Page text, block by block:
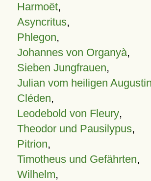
Harmoët,
Asyncritus,
Phlegon,
Johannes von Organyà,
Sieben Jungfrauen,
Julian vom heiligen
Cléden,
Leodebold von Fleury,
Theodor und Pausilypus,
Pitrion,
Timotheus und Gefährten,
Wilhelm,